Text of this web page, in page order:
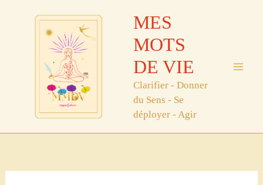
MES
MOTS
DE VIE
Clarifier - Donner
du Sens - Se
déployer - Agir